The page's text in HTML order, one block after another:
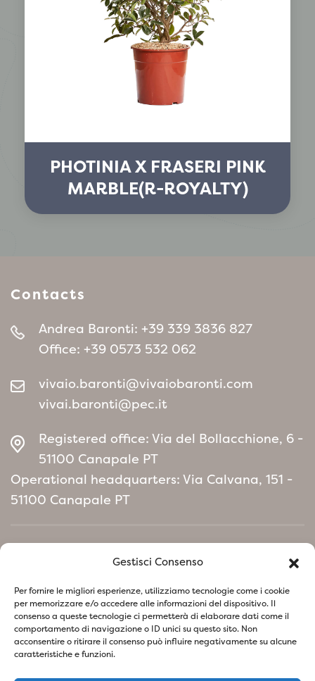
Gestisci Consenso
Per fornire le migliori esperienze, utilizziamo tecnologie come i cookie
per memorizzare e/o accedere alle informazioni del dispositivo. Il
consenso a queste tecnologie ci permetterà di elaborare dati come il
comportamento di navigazione o ID unici su questo sito. Non
acconsentire o ritirare il consenso può influire negativamente su alcune
caratteristiche e funzioni.
PHOTINIA X FRASERI PINK
MARBLE(R-ROYALTY)
Contacts
Andrea Baronti: +39 339 3836 827
Office: +39 0573 532 062
vivaio.baronti@vivaiobaronti.com
vivai.baronti@pec.it
Registered office: Via del Bollacchione, 6 -
51100 Canapale PT
Operational headquarters: Via Calvana, 151 -
51100 Canapale PT
Home
Follow us on social network